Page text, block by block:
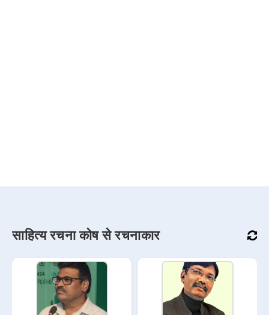
साहित्य रचना कोष से रचनाकार